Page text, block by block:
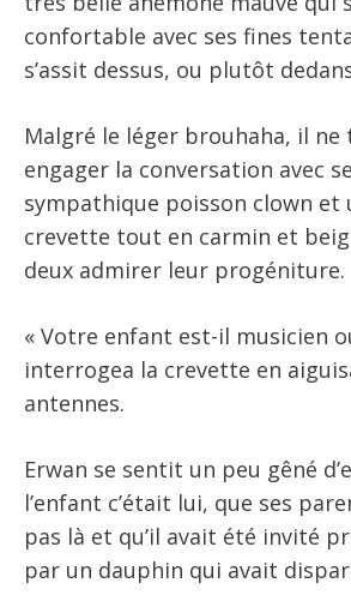
confortable avec ses fines
s’assit dessus, ou plutôt
Malgré le léger brouhaha, il ne
engager la conversation avec
sympathique poisson clown et
crevette tout en carmin et
deux admirer leur progéniture.
« Votre enfant est-il musicien
interrogea la crevette en
antennes.
Erwan se sentit un peu gêné
l’enfant c’était lui, que ses
pas là et qu’il avait été invité
par un dauphin qui avait